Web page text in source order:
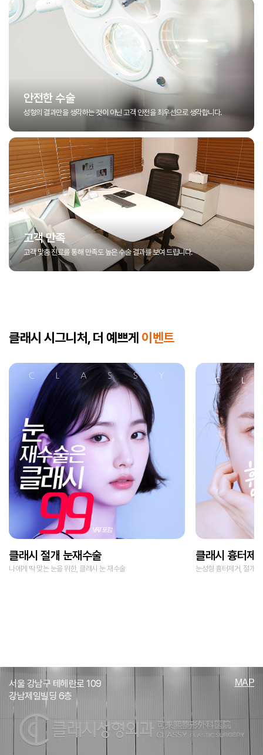
안전한 수술
성형의 결과만을 생각하는 것이 아닌 고객 안전을 최우선으로 생각합니다.
고객 만족
고객 맞춤 진료를 통해 만족도 높은 수술 결과를 보여 드립니다.
클래시 시그니처, 더 예쁘게 이벤트
클래시 절개 눈재수술
나에게 딱 맞는 눈을 위한, 클래시 눈 재수술
클래시 흉터제
눈성형 흉터제거, 절개
서울 강남구 테헤란로 109
강남제일빌딩 6층
MAP